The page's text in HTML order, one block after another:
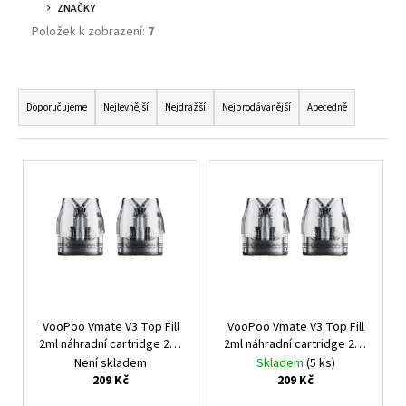
ZNAČKY
Položek k zobrazení: 7
Ř
A
Z
E
Doporučujeme Nejlevnější Nejdražší Nejprodávanější Abecedně
V
VooPoo Vmate V3 Top Fill
2ml náhradní cartridge 2ks
odpor 0,4ohm
Není skladem
209 Kč
VooPoo Vmate V3 Top Fill
2ml náhradní cartridge 2ks
odpor 1,0ohm
Skladem (5 ks)
209 Kč